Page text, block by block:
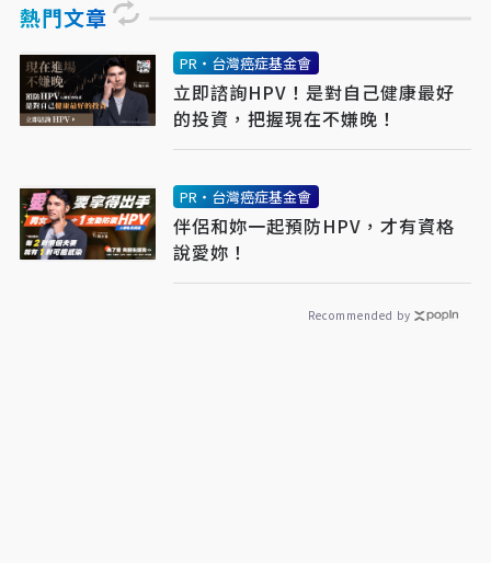
熱門文章
PR・台灣癌症基金會
立即諮詢HPV！是對自己健康最好
的投資，把握現在不嫌晚！
PR・台灣癌症基金會
伴侶和妳一起預防HPV，才有資格
說愛妳！
Recommended by